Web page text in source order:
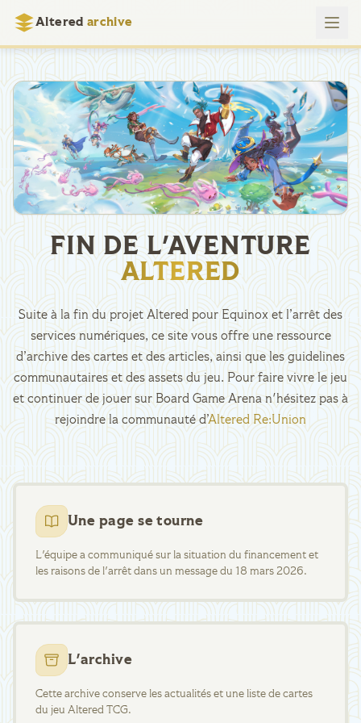
Altered archive
FIN DE L'AVENTURE
ALTERED
Suite à la fin du projet Altered pour Equinox et l’arrêt des
services numériques, ce site vous offre une ressource
d’archive des cartes et des articles, ainsi que les guidelines
communautaires et des assets du jeu. Pour faire vivre le jeu
et continuer de jouer sur Board Game Arena n'hésitez pas à
rejoindre la communauté d’Altered Re:Union
Une page se tourne
L'équipe a communiqué sur la situation du financement et
les raisons de l'arrêt dans un message du 18 mars 2026.
L'archive
Cette archive conserve les actualités et une liste de cartes
du jeu Altered TCG.